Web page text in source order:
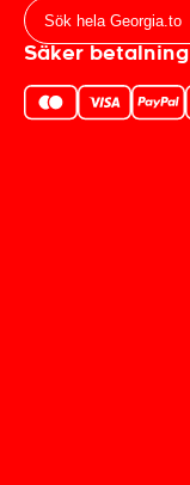
Säker betalning